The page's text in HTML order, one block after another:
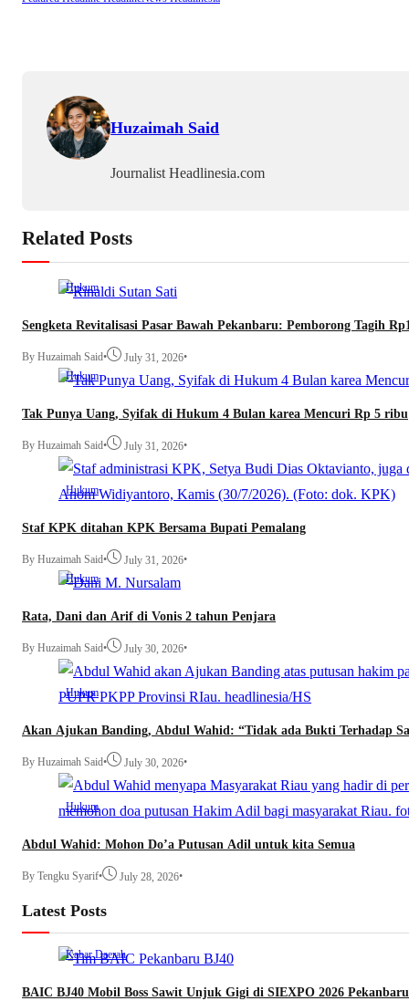
Huzaimah Said
Journalist Headlinesia.com
Related Posts
Hukum
Sengketa Revitalisasi Pasar Bawah Pekanbaru: Pemborong Tagih
By Huzaimah Said• July 31, 2026•
Hukum
Tak Punya Uang, Syifak di Hukum 4 Bulan karea Mencuri Rp 5 ribu
By Huzaimah Said• July 31, 2026•
Hukum
Staf KPK ditahan KPK Bersama Bupati Pemalang
By Huzaimah Said• July 31, 2026•
Hukum
Rata, Dani dan Arif di Vonis 2 tahun Penjara
By Huzaimah Said• July 30, 2026•
Hukum
Akan Ajukan Banding, Abdul Wahid: “Tidak ada Bukti Terhadap
By Huzaimah Said• July 30, 2026•
Hukum
Abdul Wahid: Mohon Do’a Putusan Adil untuk kita Semua
By Tengku Syarif• July 28, 2026•
Latest Posts
Kabar Daerah
BAIC BJ40 Mobil Boss Sawit Unjuk Gigi di SIEXPO 2026 Pekanbaru